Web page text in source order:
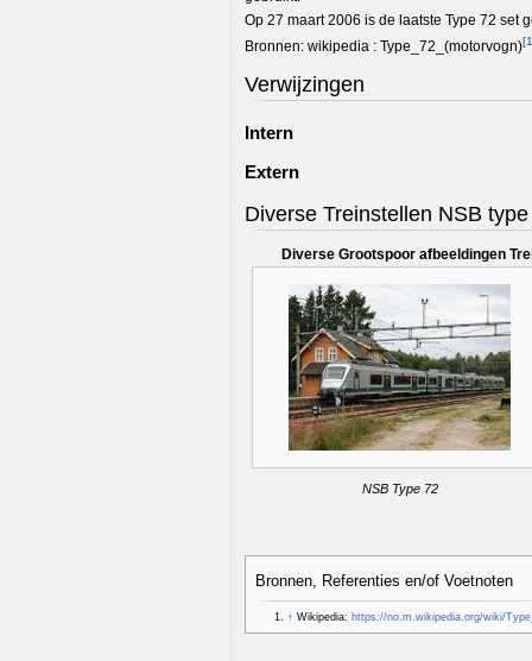
Op 27 maart 2006 is de laatste Type 72 set
Bronnen: wikipedia : Type_72_(motorvogn)[1
Verwijzingen
Intern
Extern
Diverse Treinstellen NSB
Diverse Grootspoor afbeeldingen
NSB Type 72
Bronnen, Referenties en/of Voetnoten
↑ Wikipedia: https://no.m.wikipedia.org/wiki/